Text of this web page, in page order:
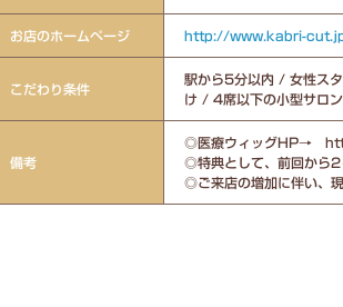
お店のホームページ http://www.kabri-
こだわり条件
駅から5分以内 / 女性ス
け / 4席以下の小型サロ
備考
◎医療ウィッグHP→
◎特典として、前回から2
◎ご来店の増加に伴い、